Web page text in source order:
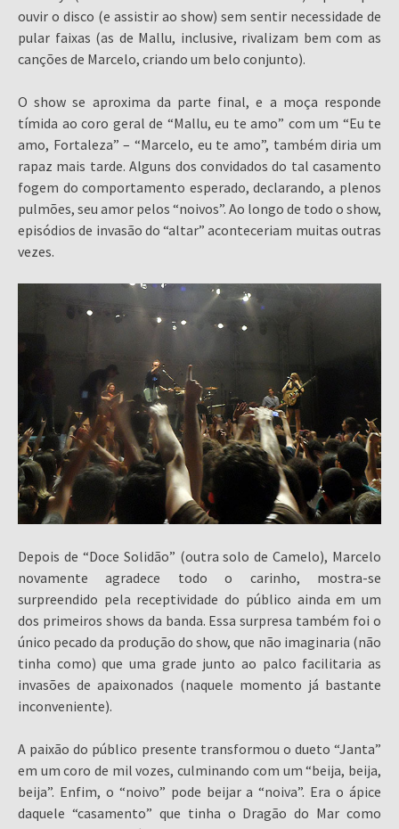
ouvir o disco (e assistir ao show) sem sentir necessidade de
pular faixas (as de Mallu, inclusive, rivalizam bem com as
canções de Marcelo, criando um belo conjunto).
O show se aproxima da parte final, e a moça responde
tímida ao coro geral de “Mallu, eu te amo” com um “Eu te
amo, Fortaleza” – “Marcelo, eu te amo”, também diria um
rapaz mais tarde. Alguns dos convidados do tal casamento
fogem do comportamento esperado, declarando, a plenos
pulmões, seu amor pelos “noivos”. Ao longo de todo o show,
episódios de invasão do “altar” aconteceriam muitas outras
vezes.
Depois de “Doce Solidão” (outra solo de Camelo), Marcelo
novamente agradece todo o carinho, mostra-se
surpreendido pela receptividade do público ainda em um
dos primeiros shows da banda. Essa surpresa também foi o
único pecado da produção do show, que não imaginaria (não
tinha como) que uma grade junto ao palco facilitaria as
invasões de apaixonados (naquele momento já bastante
inconveniente).
A paixão do público presente transformou o dueto “Janta”
em um coro de mil vozes, culminando com um “beija, beija,
beija”. Enfim, o “noivo” pode beijar a “noiva”. Era o ápice
daquele “casamento” que tinha o Dragão do Mar como